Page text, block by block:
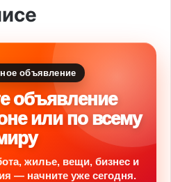
объявление
объявление
или по всему
жилье, вещи, бизнес и
— начните уже сегодня.